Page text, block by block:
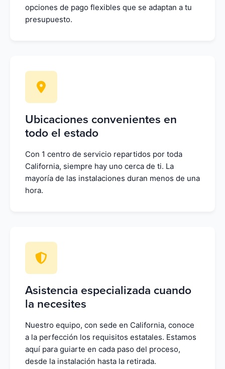
opciones de pago flexibles que se adaptan a tu
presupuesto.
Ubicaciones convenientes en
todo el estado
Con 1 centro de servicio repartidos por toda
California, siempre hay uno cerca de ti. La
mayoría de las instalaciones duran menos de una
hora.
Asistencia especializada cuando
la necesites
Nuestro equipo, con sede en California, conoce
a la perfección los requisitos estatales. Estamos
aquí para guiarte en cada paso del proceso,
desde la instalación hasta la retirada.